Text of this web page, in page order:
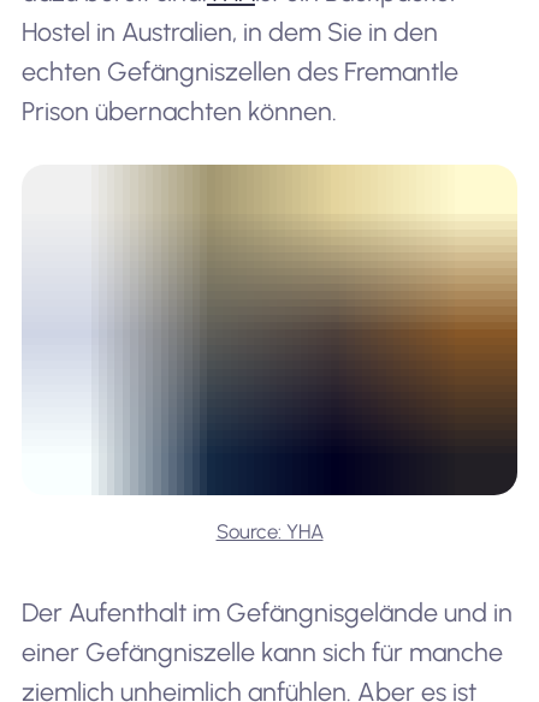
Hostel in Australien, in dem Sie in den
echten Gefängniszellen des Fremantle
Prison übernachten können.
Source: YHA
Der Aufenthalt im Gefängnisgelände und in
einer Gefängniszelle kann sich für manche
ziemlich unheimlich anfühlen. Aber es ist